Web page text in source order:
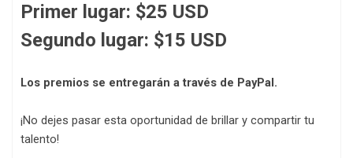
Primer lugar: $25 USD
Segundo lugar: $15 USD
Los premios se entregarán a través de PayPal.
¡No dejes pasar esta oportunidad de brillar y compartir tu
talento!